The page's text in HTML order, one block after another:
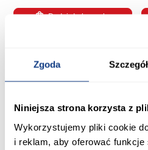
Zgoda
Niniejsza strona korzysta z
Wykorzystujemy pliki cookie
i reklam, aby oferować funkcje
Dodaj do koszyka